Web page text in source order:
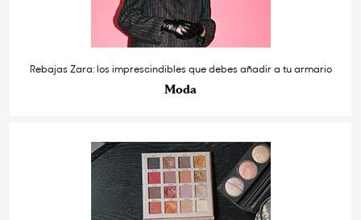
Rebajas Zara: los imprescindibles que debes añadir a tu armario
Moda